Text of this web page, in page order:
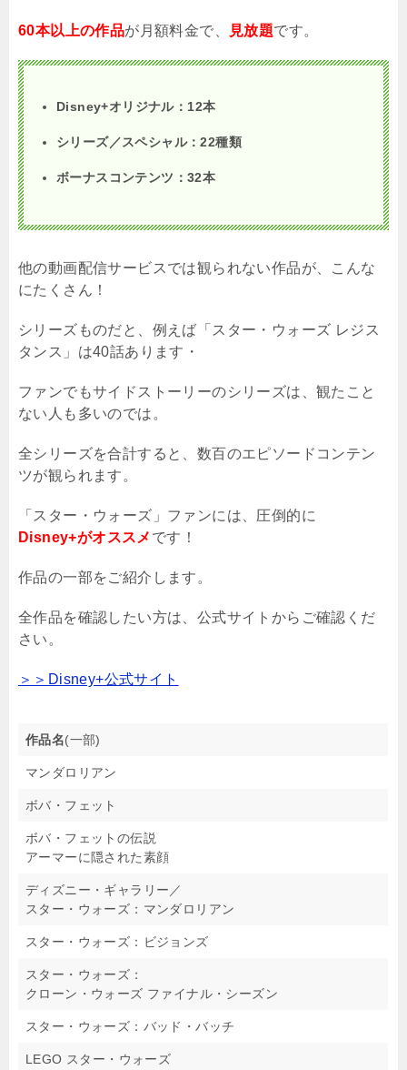
60本以上の作品が月額料金で、 見放題です。
Disney+オリジナル：12本
シリーズ／スペシャル：22種類
ボーナスコンテンツ：32本
他の動画配信サービスでは観られない作品が、こんな
にたくさん！
シリーズものだと、例えば「スター・ウォーズ レジス
タンス」は40話あります・
ファンでもサイドストーリーのシリーズは、観たこと
ない人も多いのでは。
全シリーズを合計すると、数百のエピソードコンテン
ツが観られます。
「スター・ウォーズ」ファンには、圧倒的に
Disney+がオススメ です！
作品の一部をご紹介します。
全作品を確認したい方は、公式サイトからご確認くだ
さい。
＞＞Disney+公式サイト
作品名(一部)
マンダロリアン
ボバ・フェット
ボバ・フェットの伝説
アーマーに隠された素顔
ディズニー・ギャラリー／
スター・ウォーズ：マンダロリアン
スター・ウォーズ：ビジョンズ
スター・ウォーズ：
クローン・ウォーズ ファイナル・シーズン
スター・ウォーズ：バッド・バッチ
LEGO スター・ウォーズ